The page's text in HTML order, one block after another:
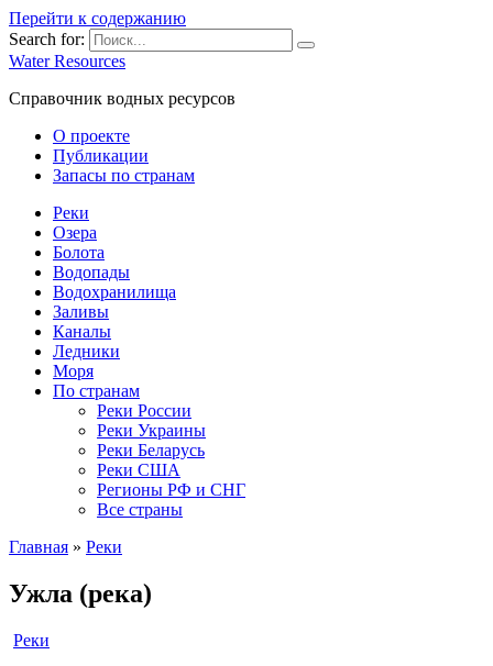
Перейти к содержанию
Search for:
Water Resources
Справочник водных ресурсов
О проекте
Публикации
Запасы по странам
Реки
Озера
Болота
Водопады
Водохранилища
Заливы
Каналы
Ледники
Моря
По странам
Реки России
Реки Украины
Реки Беларусь
Реки США
Регионы РФ и СНГ
Все страны
Главная » Реки
Ужла (река)
Реки